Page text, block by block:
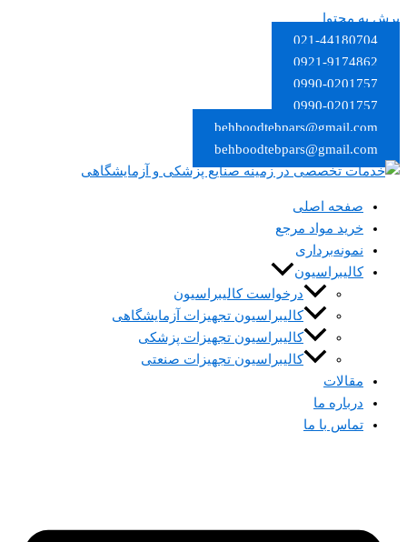
پرش به محتوا
021-44180704
0921-9174862
0990-0201757
0990-0201757
behboodtebpars@gmail.com
behboodtebpars@gmail.com
صفحه اصلی
خرید مواد مرجع
نمونه‌برداری
کالیبراسیون
درخواست کالیبراسیون
کالیبراسیون تجهیزات آزمایشگاهی
کالیبراسیون تجهیزات پزشکی​
کالیبراسیون تجهیزات صنعتی
مقالات
درباره ما
تماس با ما